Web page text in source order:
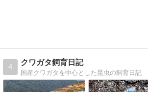
4
クワガタ飼育日記
国産クワガタを中心とした昆虫の飼育日記